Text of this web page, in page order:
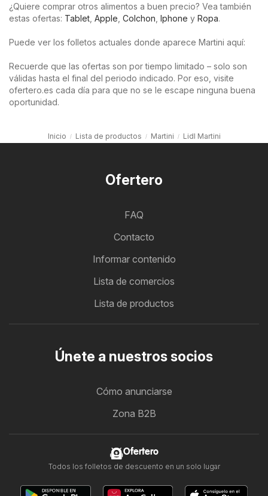
¿Quiere comprar otros alimentos a buen precio? Vea también
estas ofertas: Tablet Apple Colchon Iphone y Ropa.
Puede ver los folletos actuales donde aparece Martini aquí:
Recuerde que las ofertas son por tiempo limitado – solo son
válidas hasta el final del periodo indicado. Por eso, visite
ofertero.es cada día para que no se le escape ninguna buena
oportunidad.
Inicio Lista de productos Martini Lidl Martini
Ofertero
FAQ
Contacto
Informar contenido
Lista de comercios
Lista de productos
Únete a nuestros socios
Cómo anunciarse
Zona B2B
Ofertero
Todos los folletos de descuento en un solo lugar